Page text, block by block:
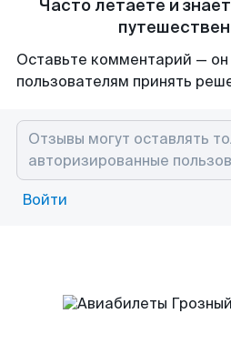
Часто летаете и
Оставьте комментарий —
пользователям принять
Войти